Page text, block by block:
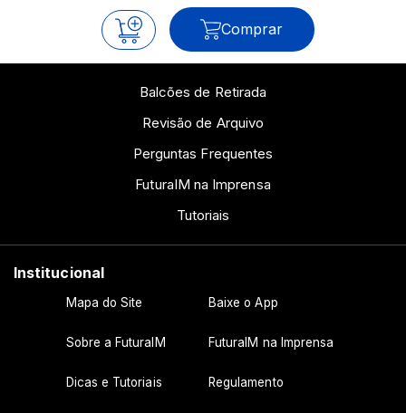
Comprar
Balcões de Retirada
Revisão de Arquivo
Perguntas Frequentes
FuturaIM na Imprensa
Tutoriais
Institucional
Mapa do Site Baixe o App
Sobre a FuturaIM FuturaIM na Imprensa
Dicas e Tutoriais Regulamento